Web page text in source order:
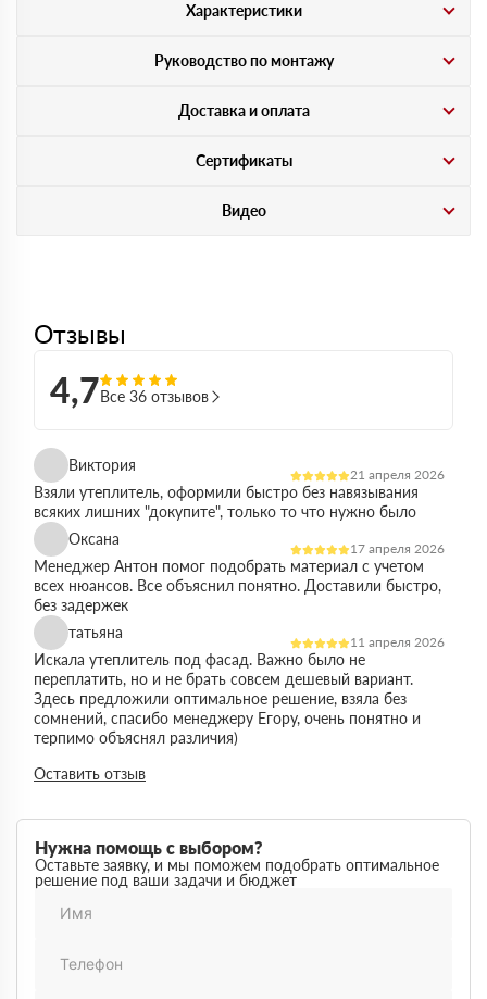
Характеристики
Руководство по монтажу
Доставка и оплата
Сертификаты
Видео
Отзывы
4,7Все 36 отзывов
Виктория
21 апреля 2026
Взяли утеплитель, оформили быстро без навязывания
всяких лишних "докупите", только то что нужно было
Оксана
17 апреля 2026
Менеджер Антон помог подобрать материал с учетом
всех нюансов. Все объяснил понятно. Доставили быстро,
без задержек
татьяна
11 апреля 2026
Искала утеплитель под фасад. Важно было не
переплатить, но и не брать совсем дешевый вариант.
Здесь предложили оптимальное решение, взяла без
сомнений, спасибо менеджеру Егору, очень понятно и
терпимо объяснял различия)
Максим
03 марта 2026
Немного запутался в видах утеплителей но помогли
разобратсья, менеджеры быстро связались и помогли
Заказывал утеплитель для дачи. Объем небольшой, но
отношение нормальное, наверное будем заказывать еще
Оставить отзыв
Нужна помощь с выбором?
Оставьте заявку, и мы поможем подобрать оптимальное
решение под ваши задачи и бюджет